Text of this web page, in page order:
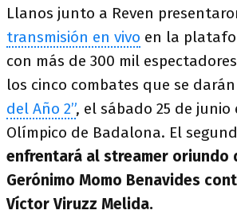
Llanos junto a Reven
transmisión en vivo en la
con más de 300 mil
los cinco combates que se
del Año 2”, el sábado 25 de junio
Olímpico de Badalona. El
enfrentará al streamer oriundo
Gerónimo Momo Benavides
Víctor Viruzz Melida.